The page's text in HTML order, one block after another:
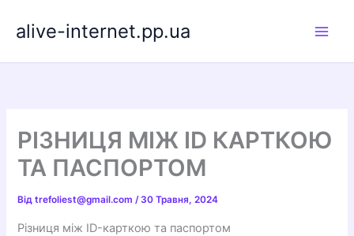
alive-internet.pp.ua
РІЗНИЦЯ МІЖ ID КАРТКОЮ
ТА ПАСПОРТОМ
Відtrefoliest@gmail.com/ 30 Травня, 2024
Різниця між ID-карткою та паспортом